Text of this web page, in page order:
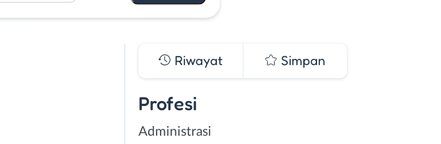
Riwayat Simpan
Profesi
Administrasi